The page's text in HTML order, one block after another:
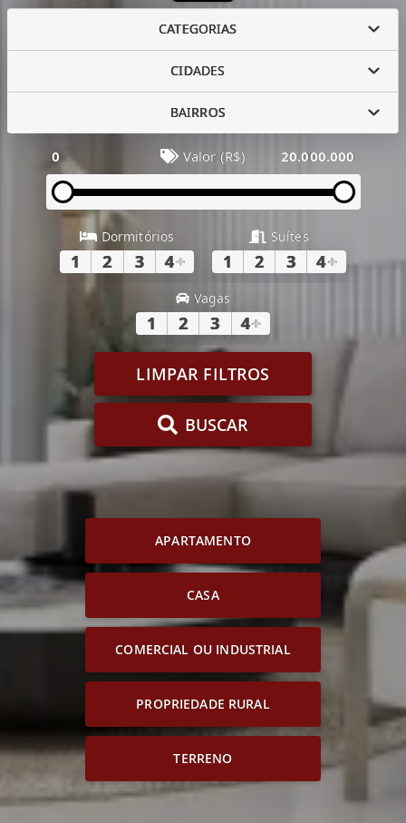
CATEGORIAS
CIDADES
BAIRROS
0 Valor (R$) 20.000.000
Dormitórios
1 2 3 4+
Suítes
1 2 3 4+
Vagas
1 2 3 4+
LIMPAR FILTROS
BUSCAR
APARTAMENTO
CASA
COMERCIAL OU INDUSTRIAL
PROPRIEDADE RURAL
TERRENO